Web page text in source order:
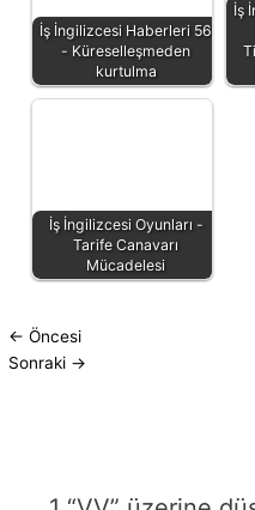
İş İngilizcesi Haberleri 56
- Küreselleşmeden
kurtulma
İş
İş İngilizcesi Oyunları -
Tarife Canavarı
Mücadelesi
← Öncesi
Sonraki →